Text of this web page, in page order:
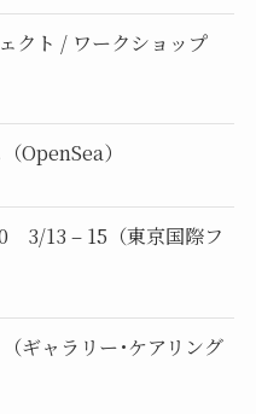
クト / ワークショップ
OpenSea）
3/13 – 15（東京国際フ
ギャラリー･ケアリング